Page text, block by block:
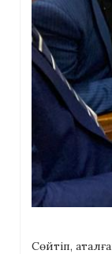
Сөйтіп,